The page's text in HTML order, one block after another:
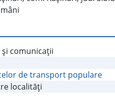
comunicaţii
de transport populare
localităţi